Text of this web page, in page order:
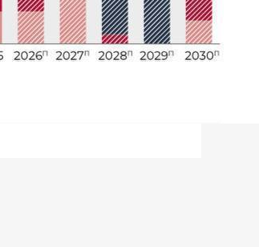
персональных
КОНСУЛЬТАЦИЮ